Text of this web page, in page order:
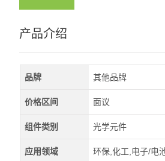
产品介绍
品牌 其他品牌
价格区间 面议
组件类别 光学元件
应用领域 环保,化工,电子/电